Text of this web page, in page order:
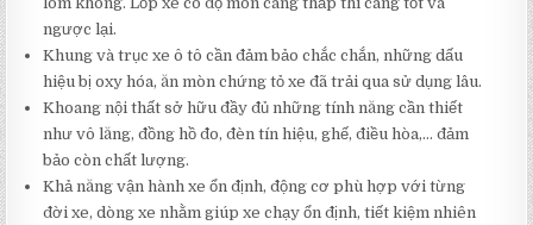
ngược lại.
Khung và trục xe ô tô cần đảm bảo chắc chắn, những dấu
hiệu bị oxy hóa, ăn mòn chứng tỏ xe đã trải qua sử dụng lâu.
Khoang nội thất sở hữu đầy đủ những tính năng cần thiết
như vô lăng, đồng hồ đo, đèn tín hiệu, ghế, điều hòa,… đảm
bảo còn chất lượng.
Khả năng vận hành xe ổn định, động cơ phù hợp với từng
đời xe, dòng xe nhằm giúp xe chạy ổn định, tiết kiệm nhiên